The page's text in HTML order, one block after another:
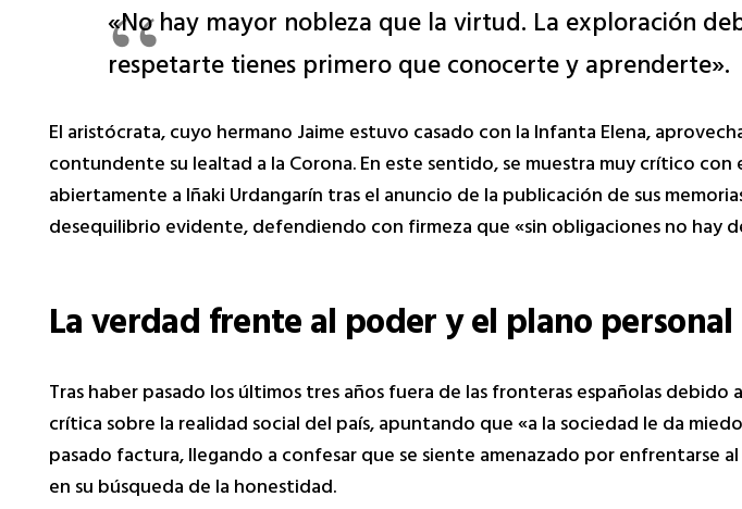
«No hay mayor nobleza que la virtud. La exploración
respetarte tienes primero que conocerte y aprenderte».
El aristócrata, cuyo hermano Jaime estuvo casado con la Infanta Elena,
contundente su lealtad a la Corona. En este sentido, se muestra muy crítico
abiertamente a Iñaki Urdangarín tras el anuncio de la publicación de sus
desequilibrio evidente, defendiendo con firmeza que «sin obligaciones no hay
La verdad frente al poder y el plano personal
Tras haber pasado los últimos tres años fuera de las fronteras españolas debido
crítica sobre la realidad social del país, apuntando que «a la sociedad le da
pasado factura, llegando a confesar que se siente amenazado por enfrentarse
en su búsqueda de la honestidad.